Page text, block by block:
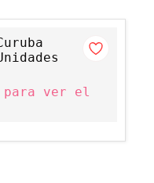
para ver el